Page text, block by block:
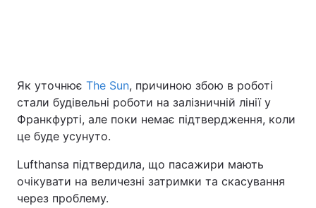
Як уточнює The Sun, причиною збою в роботі
стали будівельні роботи на залізничній лінії у
Франкфурті, але поки немає підтвердження, коли
це буде усунуто.
Lufthansa підтвердила, що пасажири мають
очікувати на величезні затримки та скасування
через проблему.